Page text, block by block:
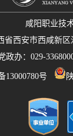
咸阳职业技
省西安市西咸新
政办：029-
13000780号